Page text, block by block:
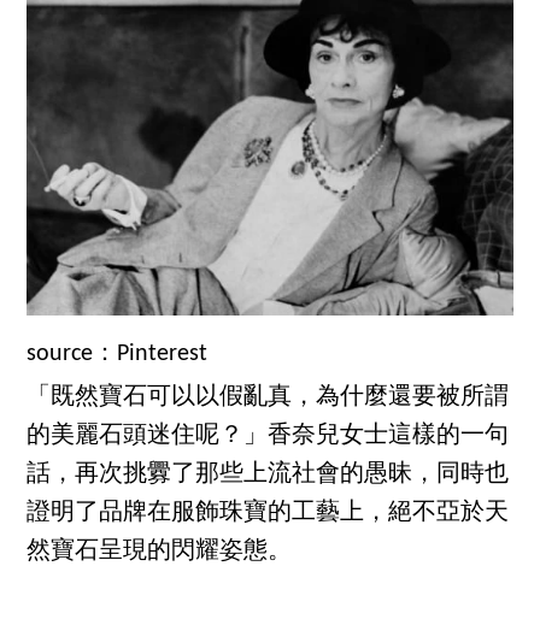
source：Pinterest
「既然寶石可以以假亂真，為什麼還要被所謂
的美麗石頭迷住呢？」香奈兒女士這樣的一句
話，再次挑釁了那些上流社會的愚昧，同時也
證明了品牌在服飾珠寶的工藝上，絕不亞於天
然寶石呈現的閃耀姿態。